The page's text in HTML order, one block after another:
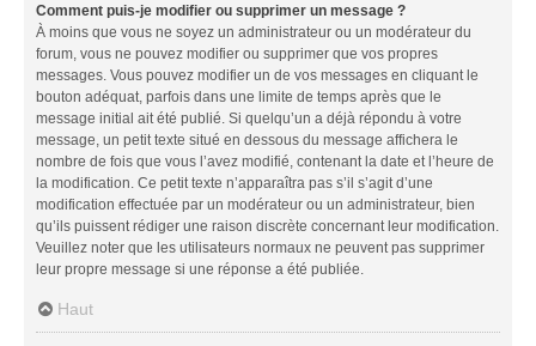
Comment puis-je modifier ou supprimer un message ?
À moins que vous ne soyez un administrateur ou un modérateur du
forum, vous ne pouvez modifier ou supprimer que vos propres
messages. Vous pouvez modifier un de vos messages en cliquant le
bouton adéquat, parfois dans une limite de temps après que le
message initial ait été publié. Si quelqu’un a déjà répondu à votre
message, un petit texte situé en dessous du message affichera le
nombre de fois que vous l’avez modifié, contenant la date et l’heure de
la modification. Ce petit texte n’apparaîtra pas s’il s’agit d’une
modification effectuée par un modérateur ou un administrateur, bien
qu’ils puissent rédiger une raison discrète concernant leur modification.
Veuillez noter que les utilisateurs normaux ne peuvent pas supprimer
leur propre message si une réponse a été publiée.
Haut